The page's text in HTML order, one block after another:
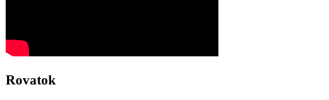
Rovatok